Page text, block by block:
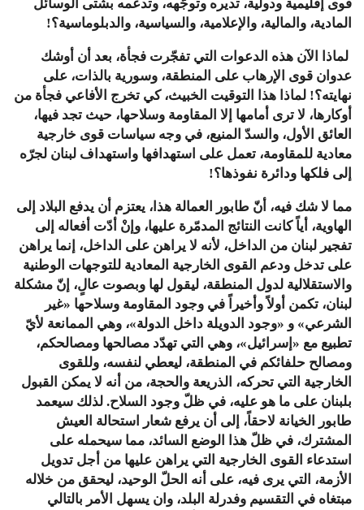
قوى إقليمية ودولية، تديره وتوجّهه، وتدعمه بشتى الوسائل
المادية، والمالية، والإعلامية، والسياسية، والدبلوماسية؟!
لماذا الآن هذه الدعوات التي تفجّرت فجأة، بعد أن أوشك
عدوان قوى الإرهاب على المنطقة، وسورية بالذات، على
نهايته؟! لماذا هذا التوقيت الخبيث، كي تخرج الأفاعي فجأة من
أوكارها، لا ترى أمامها إلا المقاومة وسلاحها، حيث تجد فيها،
العائق الأول، والسدّ المنيع، في وجه سياسات قوى خارجية
معادية للمقاومة، تعمل على استهدافها واستهداف لبنان لجرّه
إلى فلكها ودائرة نفوذها؟!
مما لا شك فيه، أنّ طابور العمالة هذا، يعتزم أن يدفع البلاد إلى
الهاوية، أياً كانت النتائج المدمّرة عليها، وإنْ أدّت أفعاله إلى
تفجير لبنان من الداخل، لأنه لا يراهن على الداخل، إنما يراهن
على تدخل ودعم القوى الخارجية المعادية للتوجهات الوطنية
والاستقلالية لدول المنطقة، ليقول لها وبصوت عالٍ، إنّ مشكلة
لبنان، تكمن أولاً وأخيراً في وجود المقاومة وسلاحها «غير
الشرعي» و «وجود الدويلة داخل الدولة»، وهي الممانعة لأيّ
تطبيع مع «إسرائيل»، وهي التي تهدّد مصالحها ومصالحكم،
ومصالح حلفائكم في المنطقة، ليعطي لنفسه، وللقوى
الخارجية التي تحركه، الذريعة والحجة، من أنه لا يمكن القبول
بلبنان على ما هو عليه، في ظلّ وجود السلاح. لذلك سيعمد
طابور
الخيانة لاحقاً، إلى أن يرفع شعار استحالة العيش
المشترك، في ظلّ هذا الوضع السائد، مما سيحمله على
استدعاء القوى الخارجية التي يراهن عليها من أجل تدويل
الأزمة، التي يرى فيه، على أنه الحلّ الوحيد، ليحقق من خلاله
مبتغاه في التقسيم وفدرلة البلد، وان يسهل الأمر بالتالي